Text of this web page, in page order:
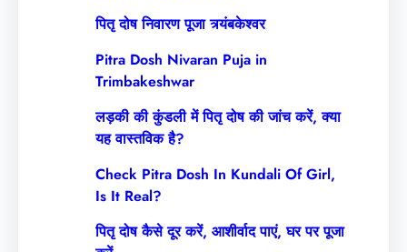
पितृ दोष निवारण पूजा त्र्यंबकेश्वर
Pitra Dosh Nivaran Puja in
Trimbakeshwar
लड़की की कुंडली में पितृ दोष की जांच करें, क्या
यह वास्तविक है?
Check Pitra Dosh In Kundali Of Girl,
Is It Real?
पितृ दोष कैसे दूर करें, आशीर्वाद पाएं, घर पर पूजा